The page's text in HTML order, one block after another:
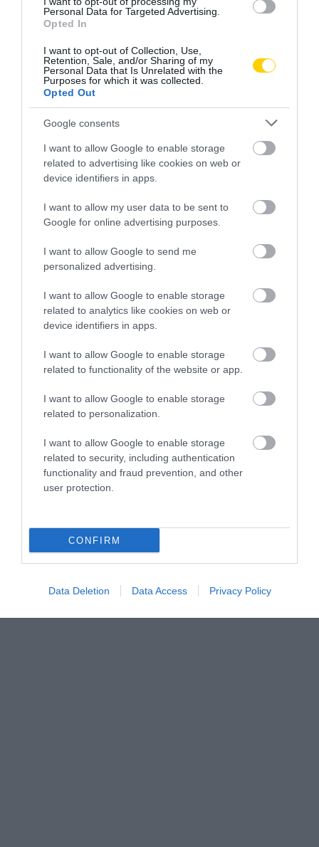
Personal Data for Targeted Advertising.
Opted In
I want to opt-out of Collection, Use,
Retention, Sale, and/or Sharing of my
Personal Data that Is Unrelated with the
Purposes for which it was collected.
Opted Out
Google consents
I want to allow Google to enable storage
related to advertising like cookies on web or
device identifiers in apps.
I want to allow my user data to be sent to
Google for online advertising purposes.
I want to allow Google to send me
personalized advertising.
I want to allow Google to enable storage
related to analytics like cookies on web or
device identifiers in apps.
I want to allow Google to enable storage
related to functionality of the website or app.
I want to allow Google to enable storage
related to personalization.
I want to allow Google to enable storage
related to security, including authentication
functionality and fraud prevention, and other
user protection.
CONFIRM
Data Deletion Data Access Privacy Policy